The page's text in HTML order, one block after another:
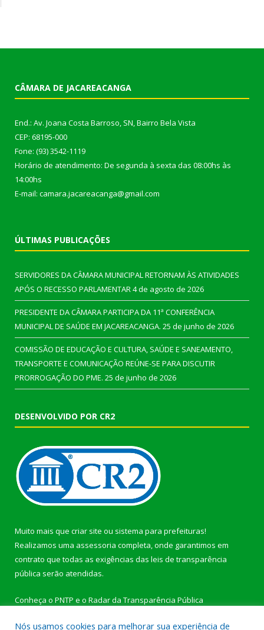
CÂMARA DE JACAREACANGA
End.: Av. Joana Costa Barroso, SN, Bairro Bela Vista
CEP: 68195-000
Fone: (93) 3542-1119
Horário de atendimento: De segunda à sexta das 08:00hs às
14:00hs
E-mail: camara.jacareacanga@gmail.com
ÚLTIMAS PUBLICAÇÕES
SERVIDORES DA CÂMARA MUNICIPAL RETORNAM ÀS ATIVIDADES
APÓS O RECESSO PARLAMENTAR4 de agosto de 2026
PRESIDENTE DA CÂMARA PARTICIPA DA 11ª CONFERÊNCIA
MUNICIPAL DE SAÚDE EM JACAREACANGA. 25 de junho de 2026
COMISSÃO DE EDUCAÇÃO E CULTURA, SAÚDE E SANEAMENTO,
TRANSPORTE E COMUNICAÇÃO REÚNE-SE PARA DISCUTIR
PRORROGAÇÃO DO PME. 25 de junho de 2026
DESENVOLVIDO POR CR2
Muito mais que criar site ou sistema para prefeituras!
Realizamos uma assessoria completa, onde garantimos em
contrato que todas as exigências das leis de transparência
pública serão atendidas.
Conheça o PNTP e o Radar da Transparência Pública
Nós usamos cookies para melhorar sua experiência de